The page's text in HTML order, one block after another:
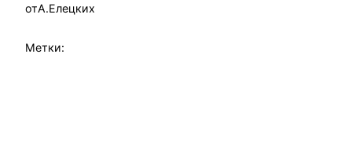
отА.Елецких
Метки: